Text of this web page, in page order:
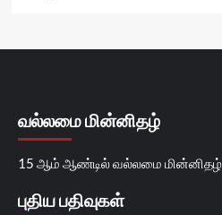
வல்லமை மின்னிதழ்
15 ஆம் ஆண்டில் வல்லமை மின்னிதழ்
புதிய பதிவுகள்